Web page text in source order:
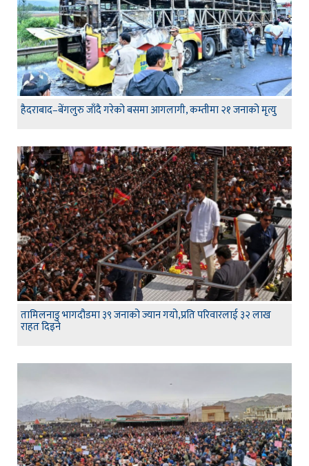
हैदराबाद–बेंगलुरु जाँदै गरेको बसमा आगलागी, कम्तीमा २१ जनाको मृत्यु
तामिलनाडु भागदौडमा ३९ जनाको ज्यान गयो,प्रति परिवारलाई ३२ लाख
राहत दिइने